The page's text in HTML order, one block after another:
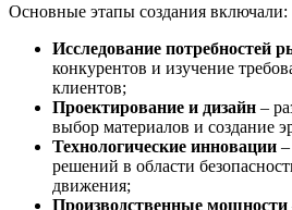
Основные этапы создания включали:
Исследование потребностей
конкурентов и изучение
клиентов;
Проектирование и дизайн –
выбор материалов и создание
Технологические инновации
решений в области
движения;
Производственные мощности